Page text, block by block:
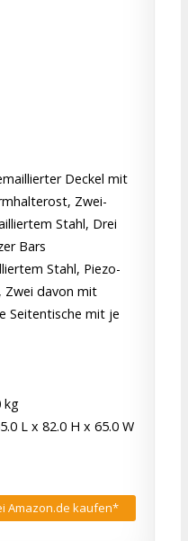
Deckel mit
Zwei-
Stahl, Drei
Bars
Stahl, Piezo-
Zwei davon mit
Seitentische mit je
kg
L x 82.0 H x 65.0 W
Amazon.de kaufen*